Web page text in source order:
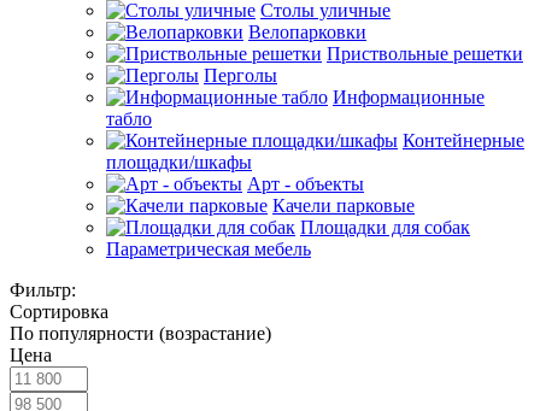
Столы уличные
Велопарковки
Приствольные решетки
Перголы
Информационные
табло
Контейнерные
площадки/шкафы
Арт - объекты
Качели парковые
Площадки для собак
Параметрическая мебель
Фильтр:
Сортировка
По популярности (возрастание)
Цена